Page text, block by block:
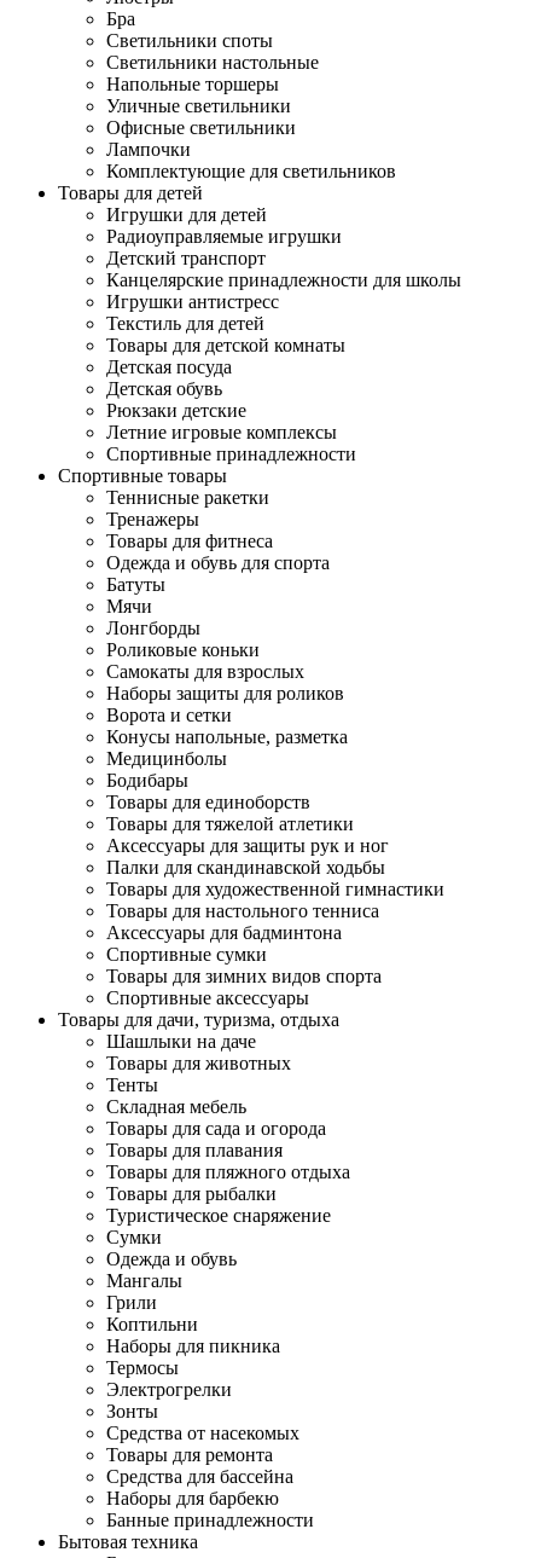
Бра
Светильники споты
Светильники настольные
Напольные торшеры
Уличные светильники
Офисные светильники
Лампочки
Комплектующие для светильников
Товары для детей
Игрушки для детей
Радиоуправляемые игрушки
Детский транспорт
Канцелярские принадлежности для школы
Игрушки антистресс
Текстиль для детей
Товары для детской комнаты
Детская посуда
Детская обувь
Рюкзаки детские
Летние игровые комплексы
Спортивные принадлежности
Спортивные товары
Теннисные ракетки
Тренажеры
Товары для фитнеса
Одежда и обувь для спорта
Батуты
Мячи
Лонгборды
Роликовые коньки
Самокаты для взрослых
Наборы защиты для роликов
Ворота и сетки
Конусы напольные, разметка
Медицинболы
Бодибары
Товары для единоборств
Товары для тяжелой атлетики
Аксессуары для защиты рук и ног
Палки для скандинавской ходьбы
Товары для художественной гимнастики
Товары для настольного тенниса
Аксессуары для бадминтона
Спортивные сумки
Товары для зимних видов спорта
Спортивные аксессуары
Товары для дачи, туризма, отдыха
Шашлыки на даче
Товары для животных
Тенты
Складная мебель
Товары для сада и огорода
Товары для плавания
Товары для пляжного отдыха
Товары для рыбалки
Туристическое снаряжение
Сумки
Одежда и обувь
Мангалы
Грили
Коптильни
Наборы для пикника
Термосы
Электрогрелки
Зонты
Средства от насекомых
Товары для ремонта
Средства для бассейна
Наборы для барбекю
Банные принадлежности
Бытовая техника